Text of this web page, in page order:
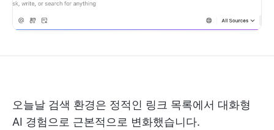
오늘날 검색 환경은 정적인 링크 목록에서 대화형
AI 경험으로 근본적으로 변화했습니다.